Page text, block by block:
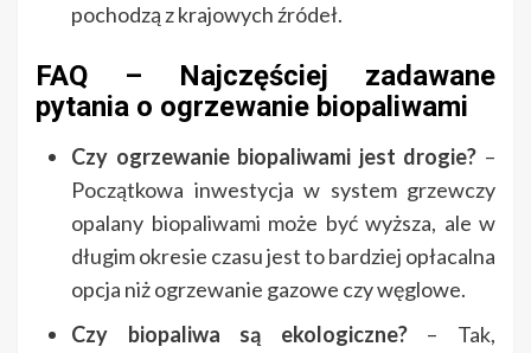
pochodzą z krajowych źródeł.
FAQ – Najczęściej zadawane
pytania o ogrzewanie biopaliwami
Czy ogrzewanie biopaliwami jest drogie? –
Początkowa inwestycja w system grzewczy
opalany biopaliwami może być wyższa, ale w
długim okresie czasu jest to bardziej opłacalna
opcja niż ogrzewanie gazowe czy węglowe.
Czy biopaliwa są ekologiczne?– Tak,